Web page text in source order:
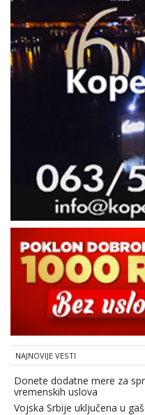
NAJNOVIJE VESTI
Donete dodatne mere za
vremenskih uslova
Vojska Srbije uključena u